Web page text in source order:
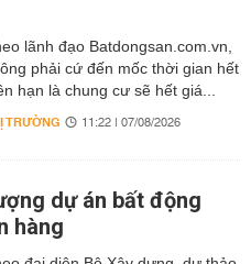
lãnh đạo Batdongsan.com.vn,
phải cứ đến mốc thời gian hết
hạn là chung cư sẽ hết giá...
TRƯỜNG 11:22 | 07/08/2026
dự án bất động
hàng